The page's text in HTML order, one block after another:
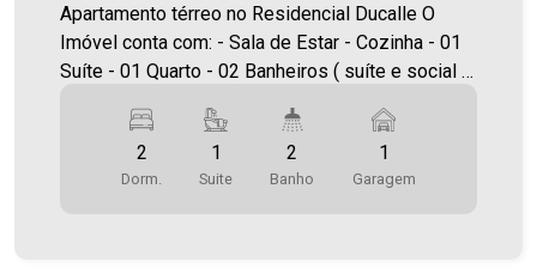
Apartamento térreo no Residencial Ducalle O
Imóvel conta com: - Sala de Estar - Cozinha - 01
Suíte - 01 Quarto - 02 Banheiros ( suíte e social )
Vaga de garagem Área útil 60,98 m² Área total
71,09 m² A Imobiliária Ativa possui hoje uma das
maiores carteiras de imóveis administrados da
2
Dorm.
1
Suite
2
Banho
1
Garagem